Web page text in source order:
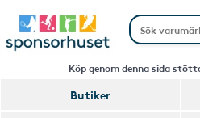
Köp genom denna sida
Butiker